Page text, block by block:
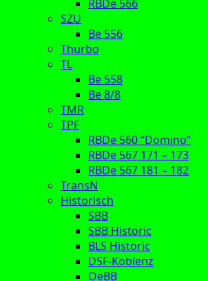
RBDe 566
SZU
Be 556
Thurbo
TL
Be 558
Be 8/8
TMR
TPF
RBDe 560 “Domino”
RBDe 567 171 – 173
RBDe 567 181 – 182
TransN
Historisch
SBB
SBB Historic
BLS Historic
DSF-Koblenz
OeBB